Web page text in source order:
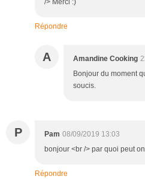
/> Merci :)
Répondre
A Amandine Cooking
Bonjour du moment
soucis.
P Pam 08/09/2019 13:03
bonjour <br /> par quoi peut
Répondre